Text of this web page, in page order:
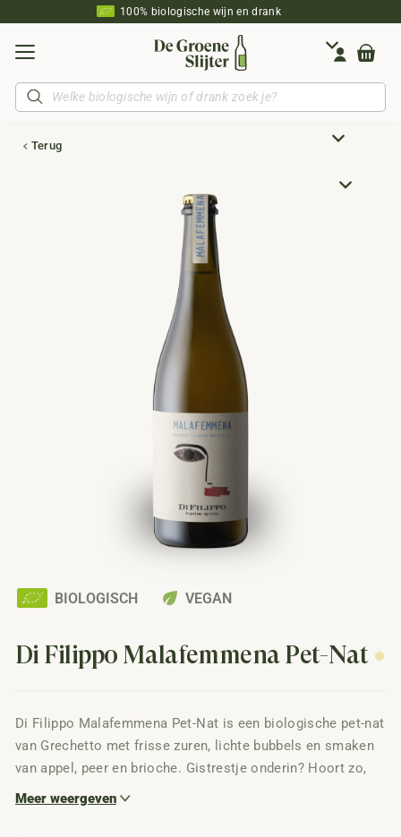
100% biologische wijn en drank
Producten
zoeken
Terug
BIOLOGISCH eco VEGAN
Di Filippo Malafemmena Pet-Nat
Di Filippo Malafemmena Pet-Nat is een biologische pet-nat
van Grechetto met frisse zuren, lichte bubbels en smaken
van appel, peer en brioche. Gistrestje onderin? Hoort zo,
dat geeft hem juist extra pit en karakter. Droog, levendig en
Meer weergeven